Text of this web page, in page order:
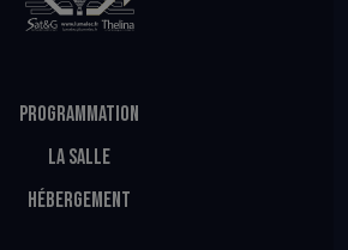
PROGRAMMATION
LA SALLE
HÉBERGEMENT